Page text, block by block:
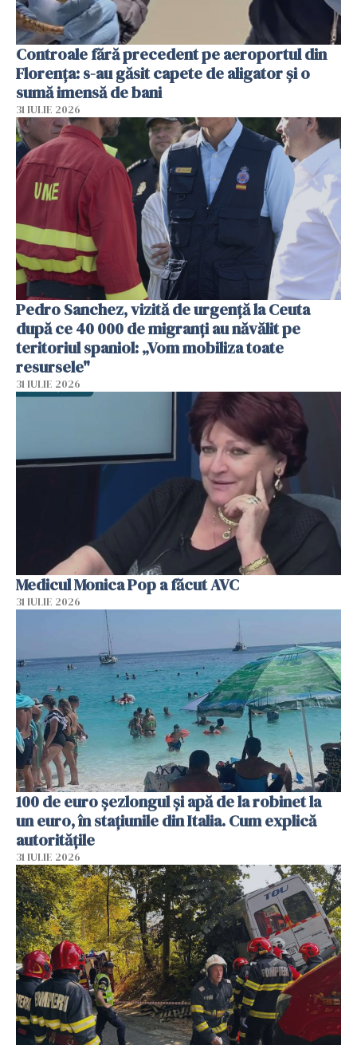
Controale fără precedent pe aeroportul din
Florența: s-au găsit capete de aligator și o
sumă imensă de bani
31 IULIE 2026
Pedro Sanchez, vizită de urgență la Ceuta
după ce 40 000 de migranți au năvălit pe
teritoriul spaniol: „Vom mobiliza toate
resursele"
31 IULIE 2026
Medicul Monica Pop a făcut AVC
31 IULIE 2026
100 de euro șezlongul și apă de la robinet la
un euro, în stațiunile din Italia. Cum explică
autoritățile
31 IULIE 2026